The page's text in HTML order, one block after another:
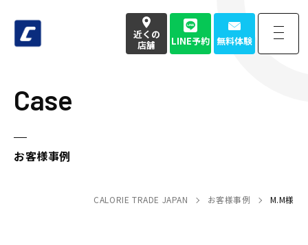
近くの
店舗
お電話でのお問い合わせはこちら
受付時間 9:00〜18:00定休日 土日祝
近くの
店舗
LINE予約 無料体験
Case
お客様事例
CALORIE TRADE JAPAN お客様事例 M.M様